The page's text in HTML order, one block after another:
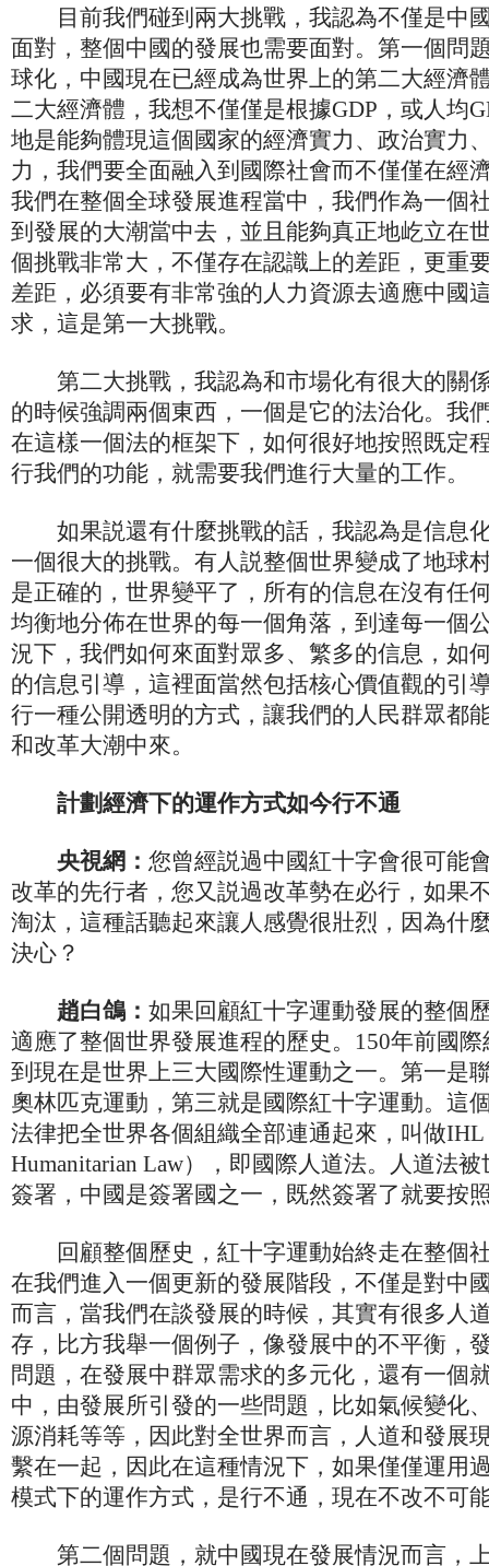
目前我們碰到兩大挑戰，我認為不僅是中
面對，整個中國的發展也需要面對。第一個問
球化，中國現在已經成為世界上的第二大經濟
二大經濟體，我想不僅僅是根據GDP，或人均
地是能夠體現這個國家的經濟實力、政治實力
力，我們要全面融入到國際社會而不僅僅在經
我們在整個全球發展進程當中，我們作為一個
到發展的大潮當中去，並且能夠真正地屹立在
個挑戰非常大，不僅存在認識上的差距，更重
差距，必須要有非常強的人力資源去適應中國
求，這是第一大挑戰。
第二大挑戰，我認為和市場化有很大的關
的時候強調兩個東西，一個是它的法治化。我
在這樣一個法的框架下，如何很好地按照既定
行我們的功能，就需要我們進行大量的工作。
如果説還有什麼挑戰的話，我認為是信息
一個很大的挑戰。有人説整個世界變成了地球
是正確的，世界變平了，所有的信息在沒有任
均衡地分佈在世界的每一個角落，到達每一個
況下，我們如何來面對眾多、繁多的信息，如
的信息引導，這裡面當然包括核心價值觀的引
行一種公開透明的方式，讓我們的人民群眾都
和改革大潮中來。
計劃經濟下的運作方式如今行不通
央視網： 您曾經説過中國紅十字會很可能
改革的先行者，您又説過改革勢在必行，如果
淘汰，這種話聽起來讓人感覺很壯烈，因為什
決心？
趙白鴿： 如果回顧紅十字運動發展的整個
適應了整個世界發展進程的歷史。150年前國
到現在是世界上三大國際性運動之一。第一是
奧林匹克運動，第三就是國際紅十字運動。這
法律把全世界各個組織全部連通起來，叫做IHL
Humanitarian Law），即國際人道法。人道法
簽署，中國是簽署國之一，既然簽署了就要按
回顧整個歷史，紅十字運動始終走在整個
在我們進入一個更新的發展階段，不僅是對中
而言，當我們在談發展的時候，其實有很多人
存，比方我舉一個例子，像發展中的不平衡，
問題，在發展中群眾需求的多元化，還有一個
中，由發展所引發的一些問題，比如氣候變化
源消耗等等，因此對全世界而言，人道和發展
繫在一起，因此在這種情況下，如果僅僅運用
模式下的運作方式，是行不通，現在不改不可
第二個問題，就中國現在發展情況而言，